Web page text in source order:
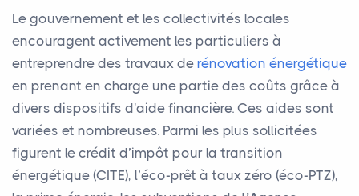
Le gouvernement et les collectivités locales
encouragent activement les particuliers à
entreprendre des travaux de rénovation énergétique
en prenant en charge une partie des coûts grâce à
divers dispositifs d'aide financière. Ces aides sont
variées et nombreuses. Parmi les plus sollicitées
figurent le crédit d’impôt pour la transition
énergétique (CITE), l’éco-prêt à taux zéro (éco-PTZ),